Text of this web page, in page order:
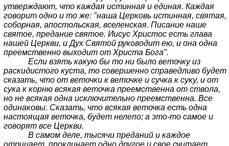
утверждают, что каждая истинная и единая. Каждая
говорит одно и то же: "наша Церковь истинная, святая,
соборная, апостольская, вселенская. Писание наше
святое, предание святое. Иисус Христос есть глава
нашей Церкви, и Дух Святой руководит ею, и она одна
преемственно выходит от Христа Бога".
Если взять какую бы то ни было веточку из
раскидистого куста, то совершенно справедливо будет
сказать, что от веточки к веточке и сучка к суку, и от
сука к корню всякая веточка преемственна от ствола,
но не всякая одна исключительно преемственна. Все
одинаковы. Сказать, что всякая веточка есть одна
настоящая веточка, будет нелепо; а это-то самое и
говорят все Церкви.
В самом деле, тысячи преданий и каждое
отрицает, проклинает одно другое и свое считает